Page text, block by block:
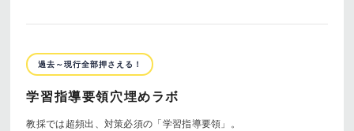
過去～現行全部押さえる！
学習指導要領穴埋めラボ
教採では超頻出、対策必須の「学習指導要領」。